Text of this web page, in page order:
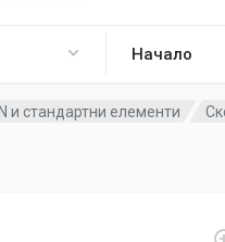
Начало
и стандартни елементи